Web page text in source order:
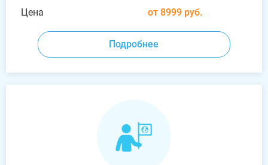
Цена
от 8999 руб.
Подробнее